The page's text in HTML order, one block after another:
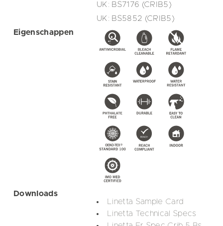
UK: BS7176 (CRIB5)
UK: BS5852 (CRIB5)
Eigenschappen
Downloads
Linetta Sample Card
Linetta Technical Specs